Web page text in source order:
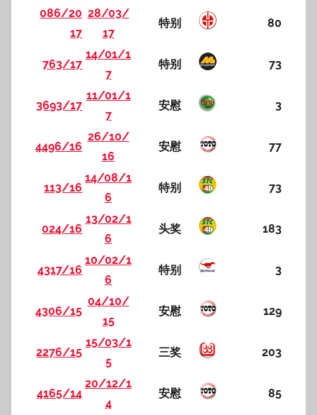
086/20
17
28/03/
17
特别 80
763/17
14/01/1
7
特别 73
3693/17
11/01/1
7
安慰 3
4496/16
26/10/
16
安慰 77
113/16
14/08/1
6
特别 73
024/16
13/02/1
6
头奖 183
4317/16
10/02/1
6
特别 3
4306/15
04/10/
15
安慰 129
2276/15
15/03/1
5
三奖 203
4165/14
20/12/1
4
安慰 85